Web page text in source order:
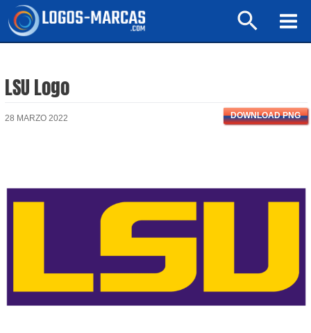
Buscar
LSU Logo
28 MARZO 2022 DOWNLOAD PNG